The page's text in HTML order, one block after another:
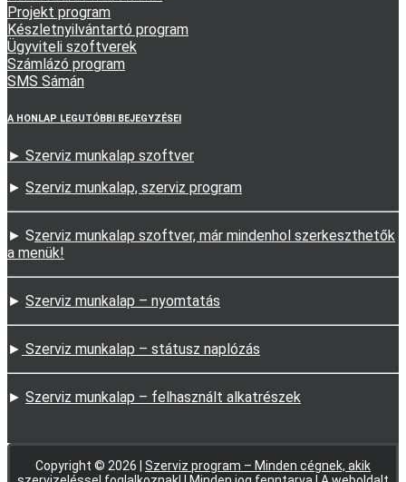
Projekt program
Készletnyilvántartó program
Ügyviteli szoftverek
Számlázó program
SMS Sámán
A HONLAP LEGUTÓBBI BEJEGYZÉSEI
► Szerviz munkalap szoftver
► Szerviz munkalap, szerviz program
► Szerviz munkalap szoftver, már mindenhol szerkeszthetők
a menük!
► Szerviz munkalap – nyomtatás
► Szerviz munkalap – státusz naplózás
► Szerviz munkalap – felhasznált alkatrészek
Copyright © 2026 | Szerviz program – Minden cégnek, akik